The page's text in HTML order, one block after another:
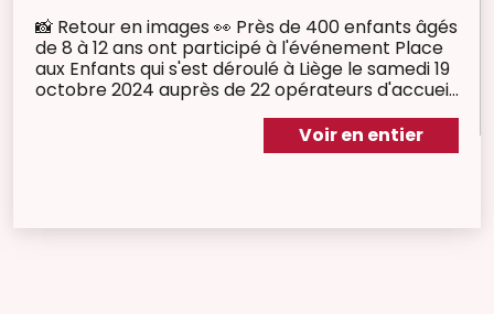
📸 Retour en images 👀 Près de 400 enfants âgés
de 8 à 12 ans ont participé à l'événement Place
aux Enfants qui s'est déroulé à Liège le samedi 19
octobre 2024 auprès de 22 opérateurs d'accueil
Voir en entier